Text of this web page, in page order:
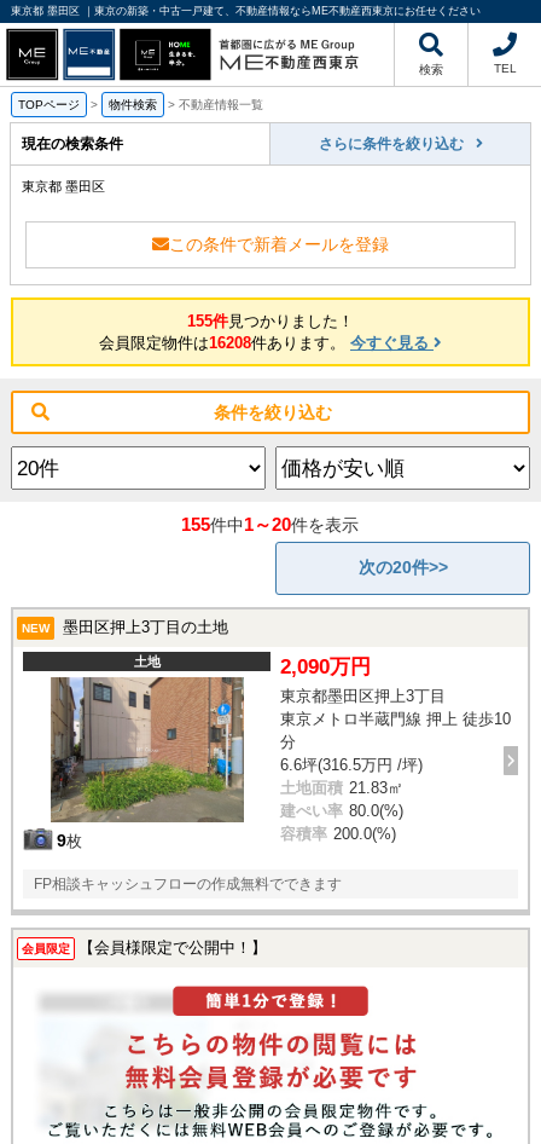
東京都 墨田区 ｜東京の新築・中古一戸建て、不動産情報ならME不動産西東京にお任せください
検索 TEL
TOPページ > 物件検索 > 不動産情報一覧
現在の検索条件 さらに条件を絞り込む
東京都 墨田区
この条件で新着メールを登録
155件見つかりました！
会員限定物件は16208件あります。 今すぐ見る
条件を絞り込む
155件中1～20件を表示
次の20件>>
NEW 墨田区押上3丁目の土地
土地
9枚
2,090万円
東京都墨田区押上3丁目
東京メトロ半蔵門線 押上 徒歩10
分
6.6坪(316.5万円 /坪)
土地面積 21.83㎡
建ぺい率 80.0(%)
容積率 200.0(%)
FP相談キャッシュフローの作成無料でできます
会員限定 【会員様限定で公開中！】